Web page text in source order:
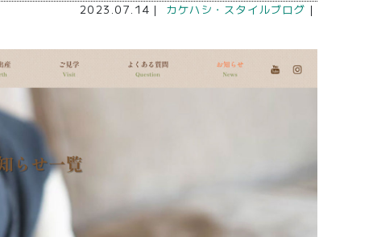
2023.07.14｜ カケハシ・スタイルブログ ｜